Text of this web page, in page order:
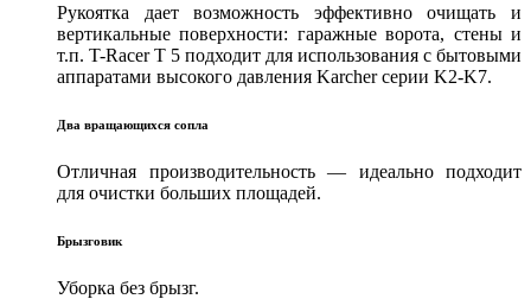
Рукоятка дает возможность эффективно очищать и
вертикальные поверхности: гаражные ворота, стены и
т.п. T-Racer T 5 подходит для использования с бытовыми
аппаратами высокого давления Karcher серии K2-K7.
Два вращающихся сопла
Отличная производительность — идеально подходит
для очистки больших площадей.
Брызговик
Уборка без брызг.